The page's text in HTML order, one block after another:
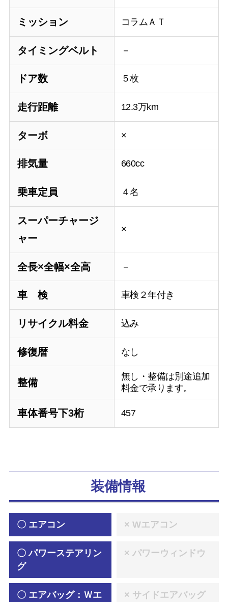
ミッション コラムＡＴ
タイミングベルト －
ドア数 ５枚
走行距離 12.3万km
ターボ ×
排気量 660cc
乗車定員 ４名
スーパーチャージ
ャー
×
全長×全幅×全高 －
車 検 車検２年付き
リサイクル料金 込み
修復暦 なし
整備
無し・整備は別途追加
料金で承ります。
車体番号下3桁 457
装備情報
〇 エアコン × Wエアコン
〇 パワーステアリン
グ
× パワーウィンドウ
〇 エアバッグ：Ｗエ
× サイドエアバッグ